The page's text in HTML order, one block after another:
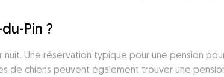
Pin ?
Une réservation typique pour une pension
de chiens peuvent également trouver une